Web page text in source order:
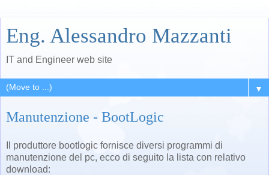
Eng. Alessandro Mazzanti
IT and Engineer web site
▼
Manutenzione - BootLogic
Il produttore bootlogic fornisce diversi programmi di
manutenzione del pc, ecco di seguito la lista con relativo
download: